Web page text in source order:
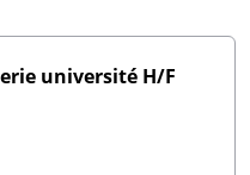
université H/F